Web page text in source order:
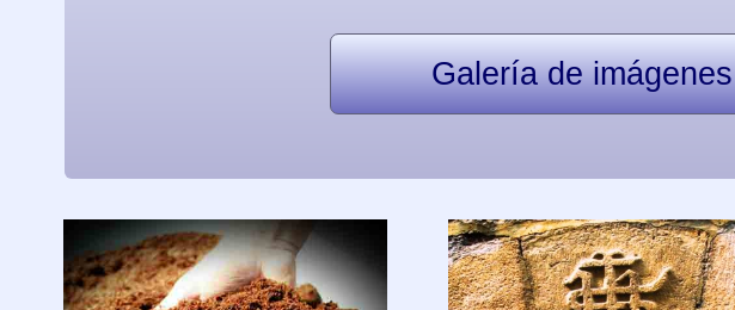
Galería de imágenes